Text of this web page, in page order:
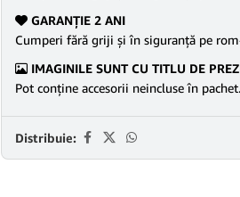
GARANŢIE 2 ANI
Cumperi fără griji şi în siguranţă pe
IMAGINILE SUNT CU TITLU DE
Pot conține accesorii neincluse în pachet.
Distribuie: